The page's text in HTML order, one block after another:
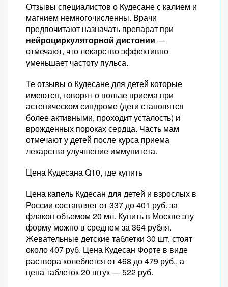
Отзывы специалистов о Кудесане с калием и
магнием немногочисленны. Врачи
предпочитают назначать препарат при
нейроциркуляторной дистонии —
отмечают, что лекарство эффективно
уменьшает частоту пульса.
Те отзывы о Кудесане для детей которые
имеются, говорят о пользе приема при
астеническом синдроме (дети становятся
более активными, проходит усталость) и
врожденных пороках сердца. Часть мам
отмечают у детей после курса приема
лекарства улучшение иммунитета.
Цена Кудесана Q10, где купить
Цена капель Кудесан для детей и взрослых в
России составляет от 337 до 401 руб. за
флакон объемом 20 мл. Купить в Москве эту
форму можно в среднем за 364 рубля.
Жевательные детские таблетки 30 шт. стоят
около 407 руб. Цена Кудесан Форте в виде
раствора колеблется от 468 до 479 руб., а
цена таблеток 20 штук — 522 руб.